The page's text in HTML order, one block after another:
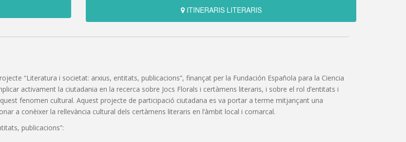
ITINERARIS LITERARIS
“Literatura i societat: arxius, entitats, publicacions”, finançat per la Fundación Española para la Ciencia
activament la ciutadania en la recerca sobre Jocs Florals i certàmens literaris, i sobre el rol d’entitats i
fenomen cultural. Aquest projecte de participació ciutadana es va portar a terme mitjançant una
a conèixer la rellevància cultural dels certàmens literaris en l’àmbit local i comarcal.
publicacions”: